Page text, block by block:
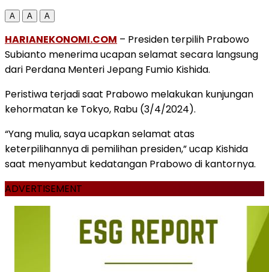
A A A
HARIANEKONOMI.COM – Presiden terpilih Prabowo
Subianto menerima ucapan selamat secara langsung
dari Perdana Menteri Jepang Fumio Kishida.
Peristiwa terjadi saat Prabowo melakukan kunjungan
kehormatan ke Tokyo, Rabu (3/4/2024).
“Yang mulia, saya ucapkan selamat atas
keterpilihannya di pemilihan presiden,” ucap Kishida
saat menyambut kedatangan Prabowo di kantornya.
ADVERTISEMENT